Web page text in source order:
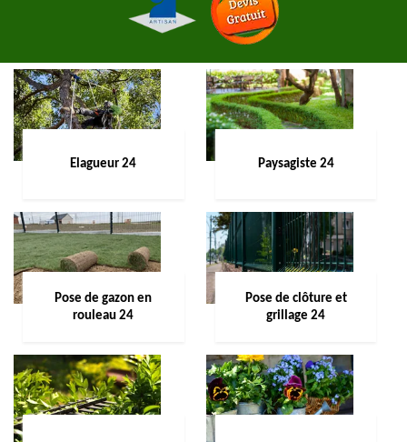
Elagueur 24 Paysagiste 24
Pose de gazon en
rouleau 24
Pose de clôture et
grillage 24